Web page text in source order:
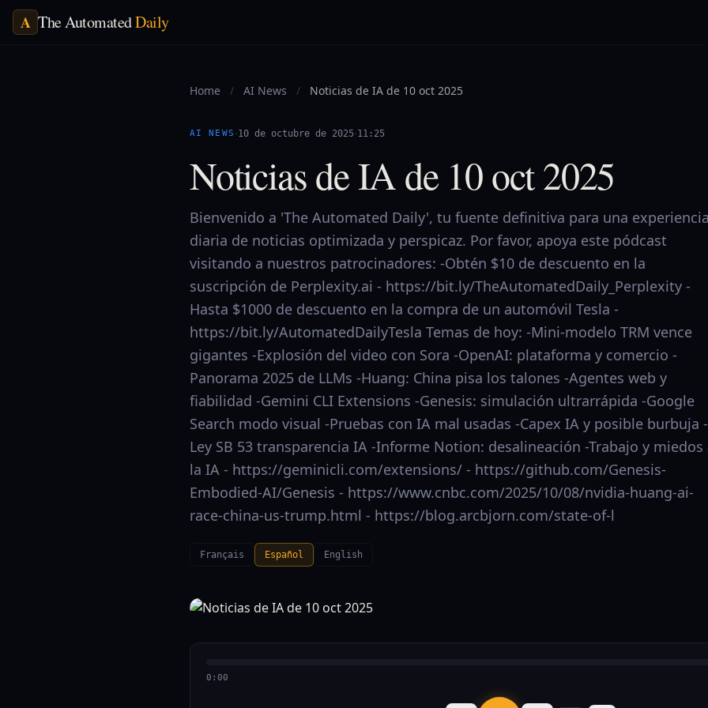
A The AutomatedDaily
Home / AI News / Noticias de IA de 10 oct 2025
AI NEWS ·10 de octubre de 2025·11:25
Noticias de IA de 10 oct 2025
Bienvenido a 'The Automated Daily', tu fuente definitiva para una experiencia
diaria de noticias optimizada y perspicaz. Por favor, apoya este pódcast
visitando a nuestros patrocinadores: -Obtén $10 de descuento en la
suscripción de Perplexity.ai - https://bit.ly/TheAutomatedDaily_Perplexity -
Hasta $1000 de descuento en la compra de un automóvil Tesla -
https://bit.ly/AutomatedDailyTesla Temas de hoy: -Mini-modelo TRM vence
gigantes -Explosión del video con Sora -OpenAI: plataforma y comercio -
Panorama 2025 de LLMs -Huang: China pisa los talones -Agentes web y
fiabilidad -Gemini CLI Extensions -Genesis: simulación ultrarrápida -Google
Search modo visual -Pruebas con IA mal usadas -Capex IA y posible burbuja -
Ley SB 53 transparencia IA -Informe Notion: desalineación -Trabajo y miedos
la IA - https://geminicli.com/extensions/ - https://github.com/Genesis-
Embodied-AI/Genesis - https://www.cnbc.com/2025/10/08/nvidia-huang-ai-
race-china-us-trump.html - https://blog.arcbjorn.com/state-of-l
Français Español English
0:00